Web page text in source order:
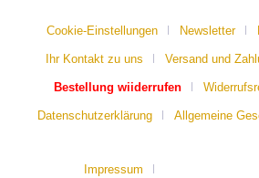
Cookie-Einstellungen Newsletter
Ihr Kontakt zu uns Versand und
Bestellung wiiderrufen
Datenschutzerklärung Allgemeine
Impressum